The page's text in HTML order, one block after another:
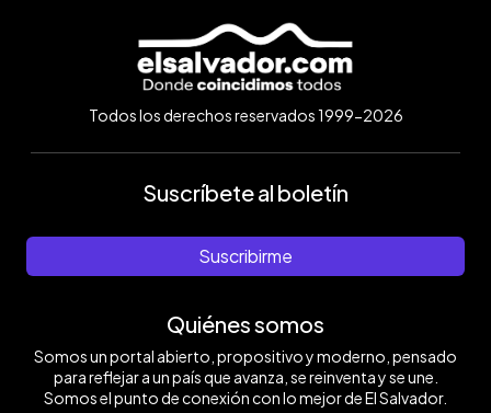
Todos los derechos reservados 1999-2026
Suscríbete al boletín
Suscribirme
Quiénes somos
Somos un portal abierto, propositivo y moderno, pensado
para reflejar a un país que avanza, se reinventa y se une.
Somos el punto de conexión con lo mejor de El Salvador.